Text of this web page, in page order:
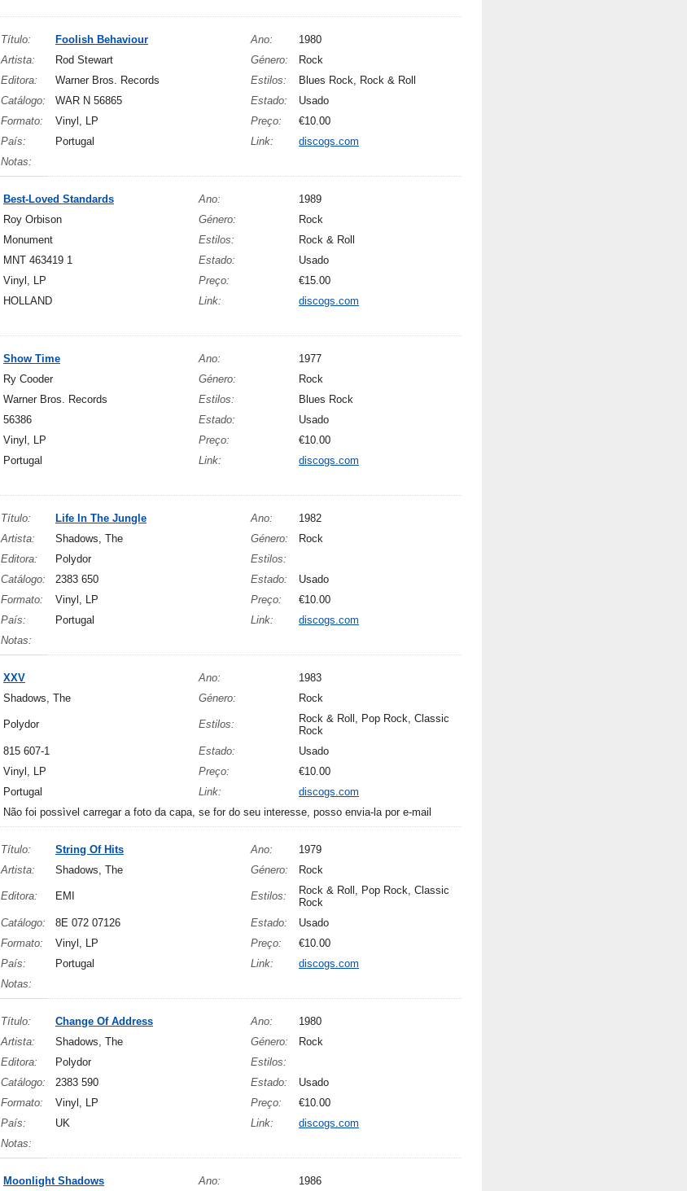
Título: Foolish Behaviour Ano:
1980
Artista:
Rod Stewart Género:
Rock
Editora:
Warner Bros. Records Estilos:
Blues Rock, Rock & Roll
Catálogo:
WAR N 56865 Estado:
Usado
Formato:
Vinyl, LP Preço:
€10.00
País:
Portugal Link:
discogs.com
Notas:
Best-Loved Standards Ano:
1989
Roy Orbison Género:
Rock
Monument Estilos:
Rock & Roll
MNT 463419 1 Estado:
Usado
Vinyl, LP Preço:
€15.00
HOLLAND Link:
discogs.com
Show Time Ano:
1977
Ry Cooder Género:
Rock
Warner Bros. Records Estilos:
Blues Rock
56386 Estado:
Usado
Vinyl, LP Preço:
€10.00
Portugal Link:
discogs.com
Título: Life In The Jungle Ano:
1982
Artista:
Shadows, The Género:
Rock
Editora:
Polydor
Estilos:
Catálogo:
2383 650 Estado:
Usado
Formato:
Vinyl, LP Preço:
€10.00
País:
Portugal Link:
discogs.com
Notas:
XXV Ano:
1983
Shadows, The Género: Rock
Polydor Estilos:
Rock & Roll, Pop Rock, Classic
Rock
815 607-1 Estado:
Usado
Vinyl, LP Preço:
€10.00
Portugal Link:
discogs.com
Não foi possìvel carregar a foto da capa, se for do seu interesse, posso envia-la por e-mail
Título: String Of Hits Ano:
1979
Artista:
Shadows, The Género: Rock
Editora: EMI Estilos:
Rock & Roll, Pop Rock, Classic
Rock
Catálogo:
8E 072 07126 Estado:
Usado
Formato:
Vinyl, LP Preço:
€10.00
País:
Portugal Link:
discogs.com
Notas:
Título: Change Of Address Ano:
1980
Artista:
Shadows, The Género:
Rock
Editora:
Polydor
Estilos:
Catálogo:
2383 590 Estado:
Usado
Formato:
Vinyl, LP Preço:
€10.00
País:
UK Link:
discogs.com
Notas:
Moonlight Shadows Ano: 1986